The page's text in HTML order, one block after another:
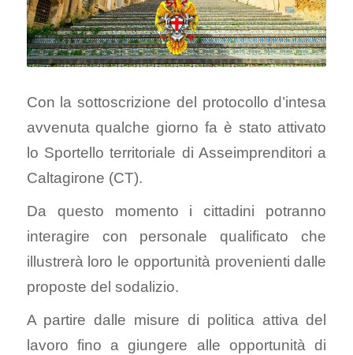
Con la sottoscrizione del protocollo d’intesa
avvenuta qualche giorno fa è stato attivato
lo Sportello territoriale di Asseimprenditori a
Caltagirone (CT).
Da questo momento i cittadini potranno
interagire con personale qualificato che
illustrerà loro le opportunità provenienti dalle
proposte del sodalizio.
A partire dalle misure di politica attiva del
lavoro fino a giungere alle opportunità di